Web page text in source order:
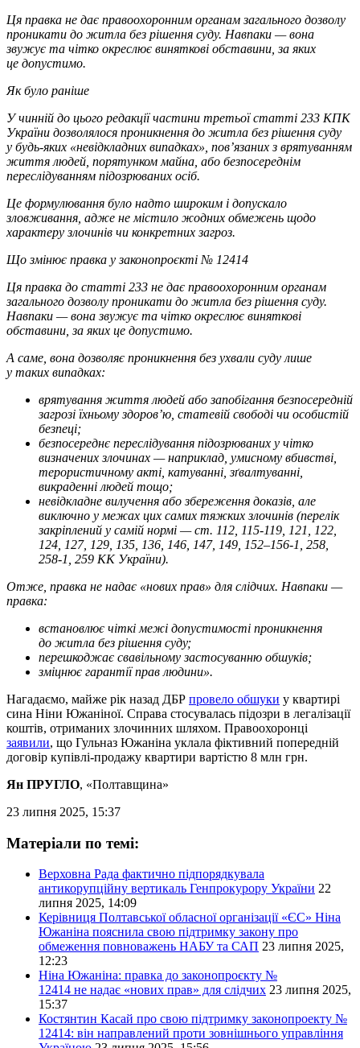
Ця правка не дає правоохоронним органам загального дозволу
проникати до житла без рішення суду. Навпаки — вона
звужує та чітко окреслює виняткові обставини, за яких
це допустимо.
Як було раніше
У чинній до цього редакції частини третьої статті 233 КПК
України дозволялося проникнення до житла без рішення суду
у будь-яких «невідкладних випадках», пов’язаних з врятуванням
життя людей, порятунком майна, або безпосереднім
переслідуванням підозрюваних осіб.
Це формулювання було надто широким і допускало
зловживання, адже не містило жодних обмежень щодо
характеру злочинів чи конкретних загроз.
Що змінює правка у законопроєкті № 12414
Ця правка до статті 233 не дає правоохоронним органам
загального дозволу проникати до житла без рішення суду.
Навпаки — вона звужує та чітко окреслює виняткові
обставини, за яких це допустимо.
А саме, вона дозволяє проникнення без ухвали суду лише
у таких випадках:
врятування життя людей або запобігання безпосередній
загрозі їхньому здоров’ю, статевій свободі чи особистій
безпеці;
безпосереднє переслідування підозрюваних у чітко
визначених злочинах — наприклад, умисному вбивстві,
терористичному акті, катуванні, зґвалтуванні,
викраденні людей тощо;
невідкладне вилучення або збереження доказів, але
виключно у межах цих самих тяжких злочинів (перелік
закріплений у самій нормі — ст. 112, 115-119, 121, 122,
124, 127, 129, 135, 136, 146, 147, 149, 152–156-1, 258,
258-1, 259 КК України).
Отже, правка не надає «нових прав» для слідчих. Навпаки —
правка:
встановлює чіткі межі допустимості проникнення
до житла без рішення суду;
перешкоджає свавільному застосуванню обшуків;
зміцнює гарантії прав людини».
Нагадаємо, майже рік назад ДБР провело обшуки у квартирі
сина Ніни Южаніної. Справа стосувалась підозри в легалізації
коштів, отриманих злочинних шляхом. Правоохоронці
заявили, що Гульназ Южаніна уклала фіктивний попередній
договір купівлі-продажу квартири вартістю 8 млн грн.
Ян ПРУГЛО, «Полтавщина»
23 липня 2025, 15:37
Матеріали по темі:
Верховна Рада фактично підпорядкувала
антикорупційну вертикаль Генпрокурору України 22
липня 2025, 14:09
Керівниця Полтавської обласної організації «ЄС» Ніна
Южаніна пояснила свою підтримку закону про
обмеження повноважень НАБУ та САП 23 липня 2025,
12:23
Ніна Южаніна: правка до законопроєкту №
12414 не надає «нових прав» для слідчих 23 липня 2025,
15:37
Костянтин Касай про свою підтримку законопроекту №
12414: він направлений проти зовнішнього управління